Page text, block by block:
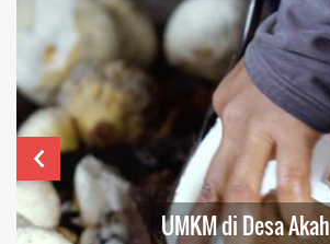
UMKM di Desa Akah